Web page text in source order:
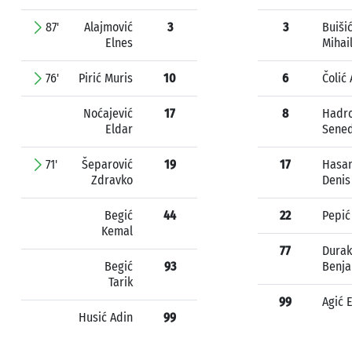
87'
Alajmović
Elnes
3
76' Pirić Muris 10
Noćajević
Eldar
17
71'
Šeparović
Zdravko
19
Begić
Kemal
44
Begić
Tarik
93
Husić Adin 99
3
Buišić
6 Čolić
8
17
Denis
22
77
99 Agić